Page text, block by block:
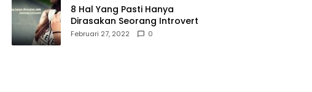
8 Hal Yang Pasti Hanya
Dirasakan Seorang Introvert
Februari 27, 2022 0